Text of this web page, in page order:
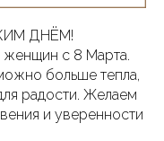
ДНЁМ!
женщин с 8 Марта.
больше тепла,
радости. Желаем
и уверенности